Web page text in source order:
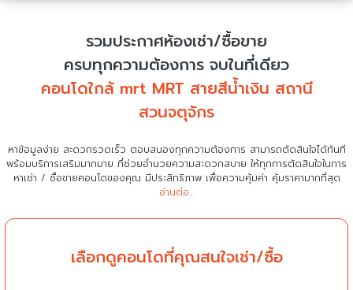
รวมประกาศห้องเช่า/ซื้อขาย
ครบทุกความต้องการ จบในที่เดียว
คอนโดใกล้ mrt MRT สายสีน้ำเงิน สถานี
สวนจตุจักร
หาข้อมูลง่าย สะดวกรวดเร็ว ตอบสนองทุกความต้องการ สามารถตัดสินใจได้ทันที
พร้อมบริการเสริมมากมาย ที่ช่วยอำนวยความสะดวกสบาย ให้ทุกการตัดสินใจในการ
หาเช่า / ซื้อขายคอนโดของคุณ มีประสิทธิภาพ เพื่อความคุ้มค่า คุ้มราคามากที่สุด
อ่านต่อ...
เลือกดูคอนโดที่คุณสนใจเช่า/ซื้อ